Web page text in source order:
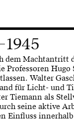
dem Machtantritt
Professoren
Walter
für Licht- und
Tiemann als
seine aktive
Einfluss innerhalb